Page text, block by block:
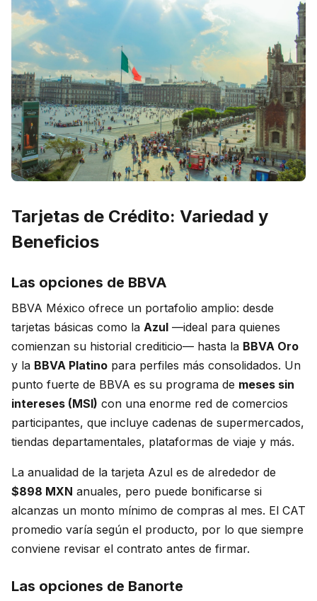
Tarjetas de Crédito: Variedad y
Beneficios
Las opciones de BBVA
BBVA México ofrece un portafolio amplio: desde
tarjetas básicas como la Azul —ideal para quienes
comienzan su historial crediticio— hasta la BBVA Oro
y la BBVA Platino para perfiles más consolidados. Un
punto fuerte de BBVA es su programa de meses sin
intereses (MSI) con una enorme red de comercios
participantes, que incluye cadenas de supermercados,
tiendas departamentales, plataformas de viaje y más.
La anualidad de la tarjeta Azul es de alrededor de
$898 MXN anuales, pero puede bonificarse si
alcanzas un monto mínimo de compras al mes. El CAT
promedio varía según el producto, por lo que siempre
conviene revisar el contrato antes de firmar.
Las opciones de Banorte